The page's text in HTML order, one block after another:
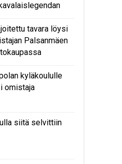
tavara löysi
Palsanmäen
kyläkoululle
omistaja
siitä selvittiin